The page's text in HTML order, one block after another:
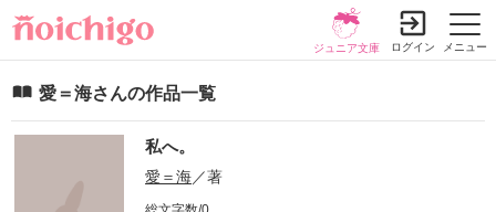
メニュー
ジュニア文庫 ログイン
愛＝海さんの作品一覧
私へ。
愛＝海／著